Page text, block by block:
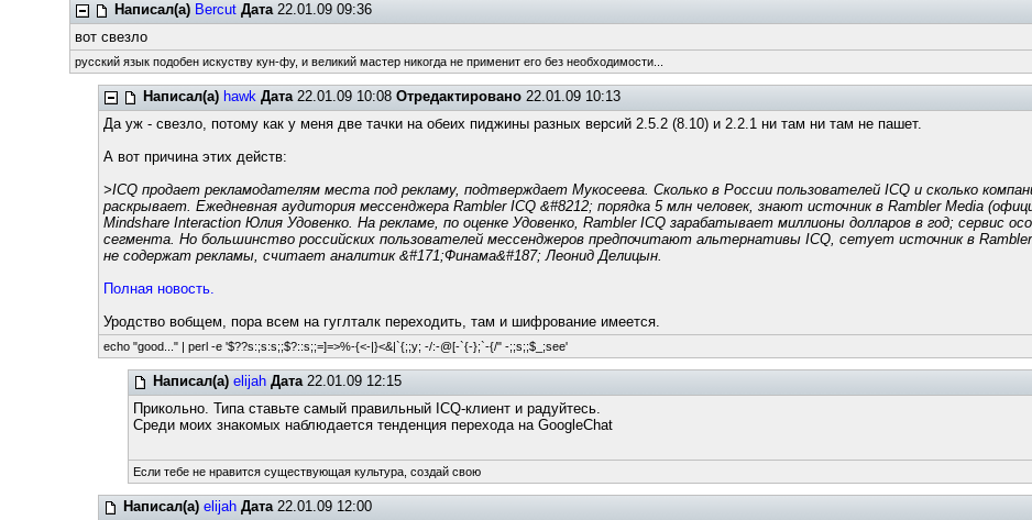
Написал(а) Bercut Дата22.01.09 09:36
вот свезло
русский язык подобен искуству кун-фу, и великий мастер никогда не применит его без необходимости...
Написал(а) hawk Дата22.01.09 10:08Отредактировано 22.01.09 10:13
Да уж - свезло, потому как у меня две тачки на обеих пиджины разных версий 2.5.2 (8.10) и 2.2.1 ни там ни там не пашет.
А вот причина этих действ:
>ICQ продает рекламодателям места под рекламу, подтверждает Мукосеева. Сколько в России пользователей ICQ и сколько
раскрывает. Ежедневная аудитория мессенджера Rambler ICQ &#8212; порядка 5 млн человек, знают источник в Rambler Media
Mindshare Interaction Юлия Удовенко. На рекламе, по оценке Удовенко, Rambler ICQ зарабатывает миллионы долларов в год; сервис
сегмента. Но большинство российских пользователей мессенджеров предпочитают альтернативы ICQ, сетует источник в
не содержат рекламы, считает аналитик &#171;Финама&#187; Леонид Делицын.
Полная новость.
Уродство вобщем, пора всем на гуглталк переходить, там и шифрование имеется.
echo "good..." | perl -e '$??s:;s:s;;$?::s;;=]=>%-{<-|}<&|`{;;y; -/:-@[-`{-};`-{/" -;;s;;$_;see'
Написал(а) elijah Дата22.01.09 12:15
Прикольно. Типа ставьте самый правильный ICQ-клиент и радуйтесь.
Среди моих знакомых наблюдается тенденция перехода на GoogleChat
Если тебе не нравится существующая культура, создай свою
Написал(а) elijah Дата22.01.09 12:00